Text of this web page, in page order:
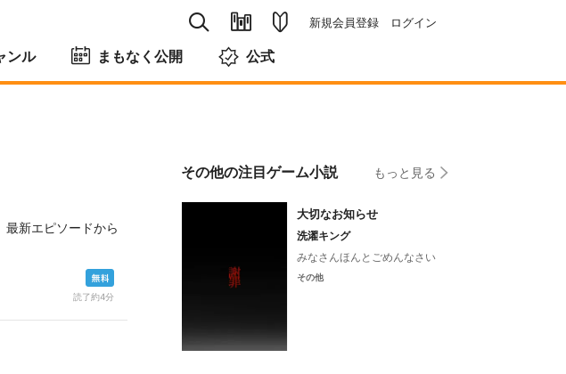
新規会員登録 ログイン
ンル まもなく公開 公式
最新エピソードから
読了約4分
その他の注目ゲーム小説 もっと見る
大切なお知らせ
洗濯キング
みなさんほんとごめんなさい
その他